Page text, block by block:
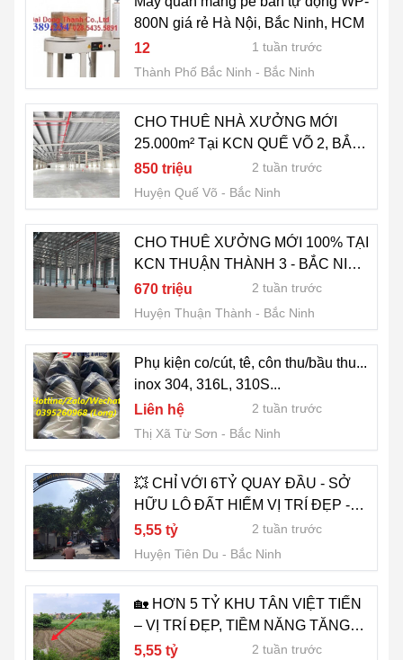
800N giá rẻ Hà Nội, Bắc Ninh, HCM
12
1 tuần trước
Thành Phố Bắc Ninh
Bắc Ninh
CHO THUÊ NHÀ XƯỞNG MỚI
25.000m² Tại KCN QUẾ VÕ 2, BẮC
NINH – Đủ Điều Kiện FDI/EPE
850 triệu
2 tuần trước
Huyện Quế Võ
Bắc Ninh
CHO THUÊ XƯỞNG MỚI 100% TẠI
KCN THUẬN THÀNH 3 - BẮC NINH
(CÓ XƯỞNG 1 TẦNG & 2 TẦNG)
670 triệu
2 tuần trước
Huyện Thuận Thành
Bắc Ninh
Phụ kiện co/cút, tê, côn thu/bầu thu...
inox 304, 316L, 310S...
Liên hệ
2 tuần trước
Thị Xã Từ Sơn
Bắc Ninh
💥 CHỈ VỚI 6TỶ QUAY ĐẦU - SỞ
HỮU LÔ ĐẤT HIẾM VỊ TRÍ ĐẸP -
TÂN VIỆT TIẾN - ĐẠI ĐỒNG💥
5,55 tỷ
2 tuần trước
Huyện Tiên Du
Bắc Ninh
🏡 HƠN 5 TỶ KHU TÂN VIỆT TIẾN
– VỊ TRÍ ĐẸP, TIỀM NĂNG TĂNG
GIÁ
5,55 tỷ
2 tuần trước